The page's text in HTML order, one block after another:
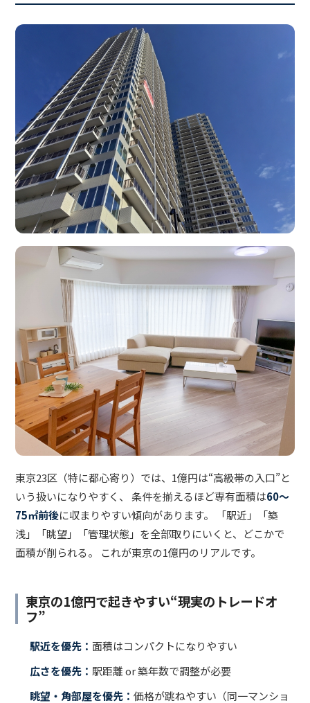
東京23区（特に都心寄り）では、1億円は“高級帯の入口”と
いう扱いになりやすく、 条件を揃えるほど専有面積は60〜
75㎡前後に収まりやすい傾向があります。 「駅近」「築
浅」「眺望」「管理状態」を全部取りにいくと、どこかで
面積が削られる。 これが東京の1億円のリアルです。
東京の1億円で起きやすい“現実のトレードオ
フ”
駅近を優先：面積はコンパクトになりやすい
広さを優先： 駅距離 or 築年数で調整が必要
眺望・角部屋を優先：価格が跳ねやすい（同一マンショ